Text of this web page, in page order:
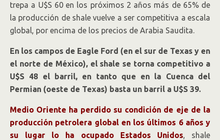
trepa a U$S 60 en los próximos 2 años más de 65% de
la producción de shale vuelve a ser competitiva a escala
global, por encima de los precios de Arabia Saudita.
En los campos de Eagle Ford (en el sur de Texas y en
el norte de México), el shale se torna competitivo a
U$S 48 el barril, en tanto que en la Cuenca del
Permian (oeste de Texas) basta un barril a U$S 39.
Medio Oriente ha perdido su condición de eje de la
producción petrolera global en los últimos 6 años y
su lugar lo ha ocupado Estados Unidos, shale